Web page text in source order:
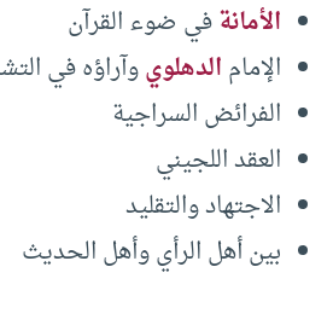
الأمانةفي ضوء القرآن
الإمامالدهلويوآراؤه في
الفرائض السراجية
العقد اللجيني
الاجتهاد والتقليد
بين أهل الرأي وأهل الحديث